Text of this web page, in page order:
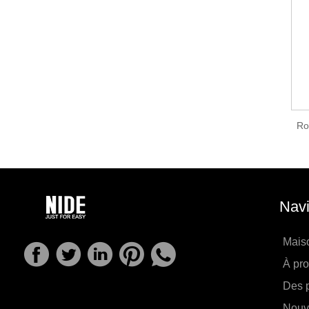
À
Des